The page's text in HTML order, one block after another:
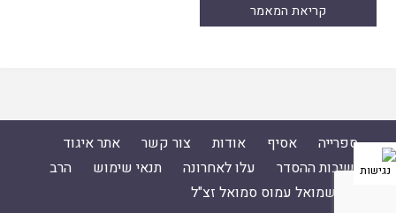
קריאת המאמר
ספרייה אסיף אודות צור קשר
אתר איגוד
ישיבות ההסדר
עלו לאחרונה תנאי שימוש
הרב
ד"ר שמואל עמוס סמואל זצ"ל